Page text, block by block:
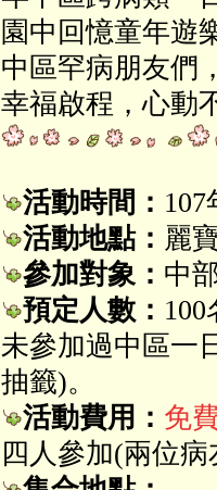
園中回憶童年遊
中區罕病朋友們
幸福啟程，心動
活動時間：
活動地點： 麗
參加對象： 中
預定人數：
未參加過中區一
抽籤)。
活動費用： 免
四人參加(兩位